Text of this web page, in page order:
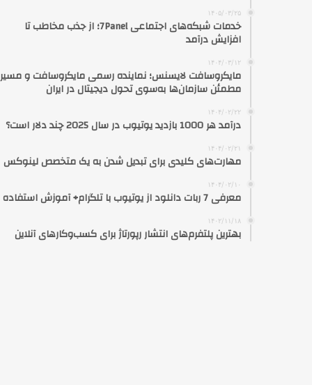
۱۴۰۵/۰۳/۲۵
خدمات شبکه‌های اجتماعی 7Panel؛ از جذب مخاطب تا
افزایش درآمد
۱۴۰۴/۰۳/۱۲
مایکروسافت لایسنس؛ نماینده رسمی مایکروسافت و مسیر
مطمئن سازمان‌ها به‌سوی تحول دیجیتال در ایران
۱۴۰۴/۰۲/۲۲
درآمد هر 1000 بازدید یوتیوب در سال 2025 چند دلار است؟
۱۴۰۴/۰۲/۲۱
مهارت‌های کلیدی برای تبدیل شدن به یک متخصص لینوکس
۱۴۰۴/۰۲/۱۰
معرفی 7 ربات دانلود از یوتیوب با تلگرام+ آموزش استفاده
۱۴۰۲/۱۱/۱۸
بهترین پلتفرم‌های انتشار رپورتاژ برای کسب‌وکارهای آنلاین